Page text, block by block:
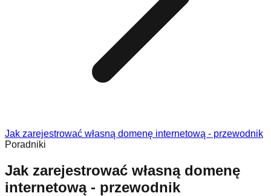
Jak zarejestrować własną domenę internetową - przewodnik
Poradniki
Jak zarejestrować własną domenę
internetową - przewodnik